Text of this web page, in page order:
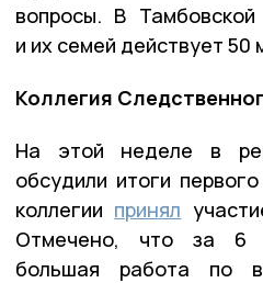
вопросы. В
и их семей действует 50
Коллегия
На этой неделе в
обсудили итоги
коллегии принял
Отмечено, что за 6
большая работа по